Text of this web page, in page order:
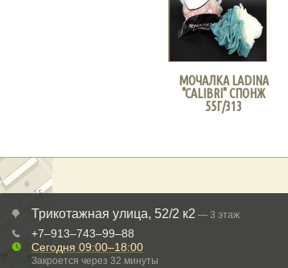
МОЧАЛКА LADINA
"CALIBRI" СПОНЖ
55Г/313